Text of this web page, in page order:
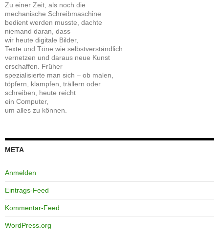
Zu einer Zeit, als noch die
mechanische Schreibmaschine
bedient werden musste, dachte
niemand daran, dass
wir heute digitale Bilder,
Texte und Töne wie selbstverständlich
vernetzen und daraus neue Kunst
erschaffen. Früher
spezialisierte man sich – ob malen,
töpfern, klampfen, trällern oder
schreiben, heute reicht
ein Computer,
um alles zu können.
META
Anmelden
Eintrags-Feed
Kommentar-Feed
WordPress.org